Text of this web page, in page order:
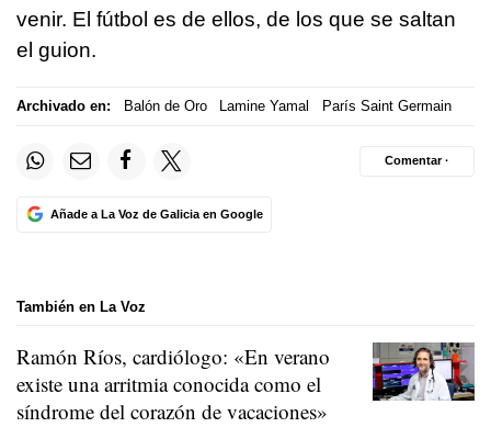
venir. El fútbol es de ellos, de los que se saltan
el guion.
Archivado en: Balón de Oro Lamine Yamal París Saint Germain
Añade a La Voz de Galicia en Google
Comentar ·
También en La Voz
Ramón Ríos, cardiólogo: «En verano
existe una arritmia conocida como el
síndrome del corazón de vacaciones»